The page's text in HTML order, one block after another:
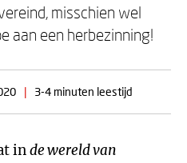
misschien wel
aan een herbezinning!
| 3-4 minuten leestijd
inde wereld van